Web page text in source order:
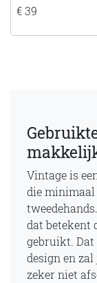
€ 39
Vintage is
die minimaal
dat betekent
gebruikt.
design en
zeker niet